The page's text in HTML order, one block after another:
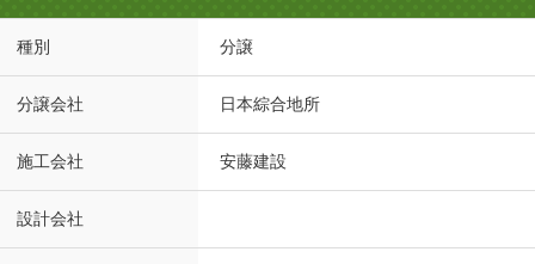
種別 分譲
分譲会社 日本綜合地所
施工会社 安藤建設
設計会社